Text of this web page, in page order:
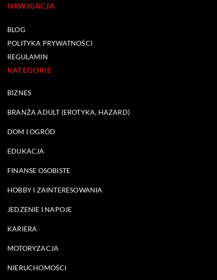
NAWIGACJA
BLOG
POLITYKA PRYWATNOŚCI
REGULAMIN
KATEGORIE
BIZNES
BRANŻA ADULT (EROTYKA, HAZARD)
DOM I OGRÓD
EDUKACJA
FINANSE OSOBISTE
HOBBY I ZAINTERESOWANIA
JEDZENIE I NAPOJE
KARIERA
MOTORYZACJA
NIERUCHOMOŚCI